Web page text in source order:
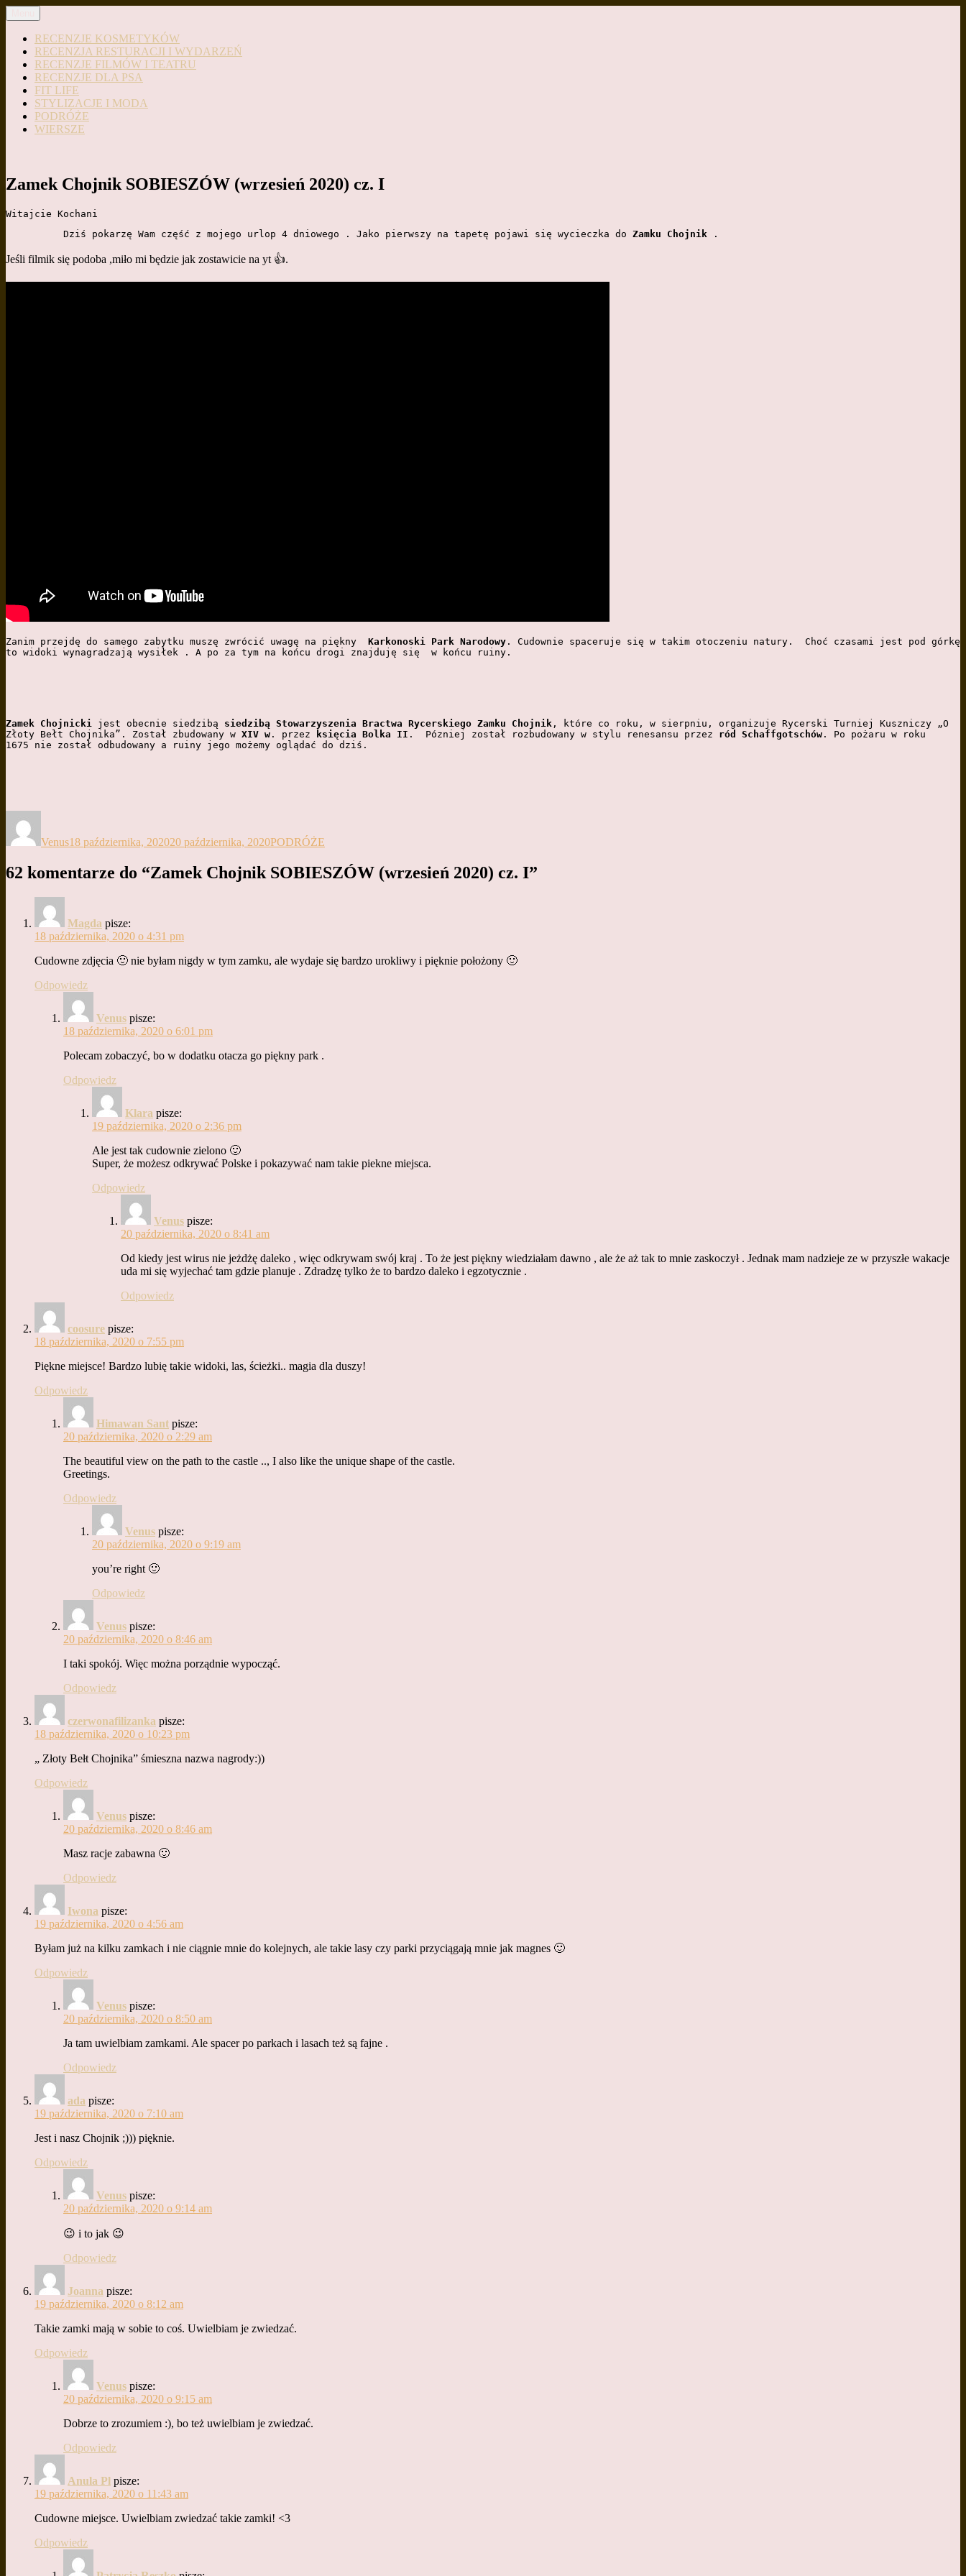
Przejdź
do
treści
RECENZJE KOSMETYKÓW
RECENZJA RESTURACJI I WYDARZEŃ
RECENZJE FILMÓW I TEATRU
RECENZJE DLA PSA
FIT LIFE
STYLIZACJE I MODA
PODRÓŻE
WIERSZE
Zamek Chojnik SOBIESZÓW (wrzesień 2020) cz. I
Witajcie Kochani
          Dziś pokarzę Wam część z mojego urlop 4 dniowego . Jako pierwszy na tapetę pojawi się wycieczka do
Zamku Chojnik .
Jeśli filmik się podoba ,miło mi będzie jak zostawicie na yt 👍.
Zanim przejdę do samego zabytku muszę zwrócić uwagę na piękny Karkonoski Park Narodowy . Cudownie spaceruje się w takim otoczeniu natury.  Choć czasami jest pod górkę
to widoki wynagradzają wysiłek . A po za tym na końcu drogi znajduję się  w końcu ruiny.
Zamek Chojnicki jest obecnie siedzibą siedzibą Stowarzyszenia Bractwa Rycerskiego Zamku Chojnik , które co roku, w sierpniu, organizuje Rycerski Turniej Kuszniczy „O
Złoty Bełt Chojnika”. Został zbudowany w XIV w . przez księcia Bolka II .  Pózniej został rozbudowany w stylu renesansu przez ród Schaffgotschów . Po pożaru w roku
1675 nie został odbudowany a ruiny jego możemy oglądać do dziś.
Venus18 października, 202020 października, 2020PODRÓŻE
62 komentarze do “Zamek Chojnik SOBIESZÓW (wrzesień 2020) cz. I”
Magda pisze:
18 października, 2020 o 4:31 pm
Cudowne zdjęcia 🙂 nie byłam nigdy w tym zamku, ale wydaje się bardzo urokliwy i pięknie położony 🙂
Odpowiedz
Venus pisze:
18 października, 2020 o 6:01 pm
Polecam zobaczyć, bo w dodatku otacza go piękny park .
Odpowiedz
Klara pisze:
19 października, 2020 o 2:36 pm
Ale jest tak cudownie zielono 🙂
Super, że możesz odkrywać Polske i pokazywać nam takie piekne miejsca.
Odpowiedz
Venus pisze:
20 października, 2020 o 8:41 am
Od kiedy jest wirus nie jeżdżę daleko , więc odkrywam swój kraj . To że jest piękny wiedziałam dawno , ale że aż tak to mnie zaskoczył . Jednak mam nadzieje ze w przyszłe wakacje
uda mi się wyjechać tam gdzie planuje . Zdradzę tylko że to bardzo daleko i egzotycznie .
Odpowiedz
coosure pisze:
18 października, 2020 o 7:55 pm
Piękne miejsce! Bardzo lubię takie widoki, las, ścieżki.. magia dla duszy!
Odpowiedz
Himawan Sant pisze:
20 października, 2020 o 2:29 am
The beautiful view on the path to the castle .., I also like the unique shape of the castle.
Greetings.
Odpowiedz
Venus pisze:
20 października, 2020 o 9:19 am
you’re right 🙂
Odpowiedz
Venus pisze:
20 października, 2020 o 8:46 am
I taki spokój. Więc można porządnie wypocząć.
Odpowiedz
czerwonafilizanka pisze:
18 października, 2020 o 10:23 pm
„ Złoty Bełt Chojnika” śmieszna nazwa nagrody:))
Odpowiedz
Venus pisze:
20 października, 2020 o 8:46 am
Masz racje zabawna 🙂
Odpowiedz
Iwona pisze:
19 października, 2020 o 4:56 am
Byłam już na kilku zamkach i nie ciągnie mnie do kolejnych, ale takie lasy czy parki przyciągają mnie jak magnes 🙂
Odpowiedz
Venus pisze:
20 października, 2020 o 8:50 am
Ja tam uwielbiam zamkami. Ale spacer po parkach i lasach też są fajne .
Odpowiedz
ada pisze:
19 października, 2020 o 7:10 am
Jest i nasz Chojnik ;))) pięknie.
Odpowiedz
Venus pisze:
20 października, 2020 o 9:14 am
😉 i to jak 😉
Odpowiedz
Joanna pisze:
19 października, 2020 o 8:12 am
Takie zamki mają w sobie to coś. Uwielbiam je zwiedzać.
Odpowiedz
Venus pisze:
20 października, 2020 o 9:15 am
Dobrze to zrozumiem :), bo też uwielbiam je zwiedzać.
Odpowiedz
Anula Pl pisze:
19 października, 2020 o 11:43 am
Cudowne miejsce. Uwielbiam zwiedzać takie zamki! <3
Odpowiedz